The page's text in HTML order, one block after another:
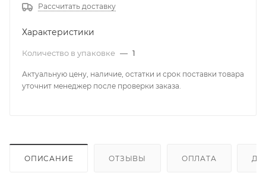
Рассчитать доставку
Характеристики
Количество в упаковке — 1
Актуальную цену, наличие, остатки и срок поставки товара
уточнит менеджер после проверки заказа.
ОПИСАНИЕ ОТЗЫВЫ ОПЛАТА